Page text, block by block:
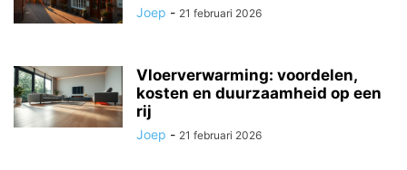
Joep - 21 februari 2026
Vloerverwarming: voordelen,
kosten en duurzaamheid op een
rij
Joep - 21 februari 2026